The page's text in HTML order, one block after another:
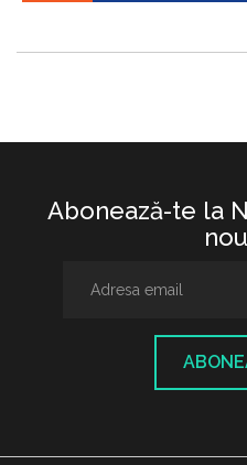
Abonează-te la